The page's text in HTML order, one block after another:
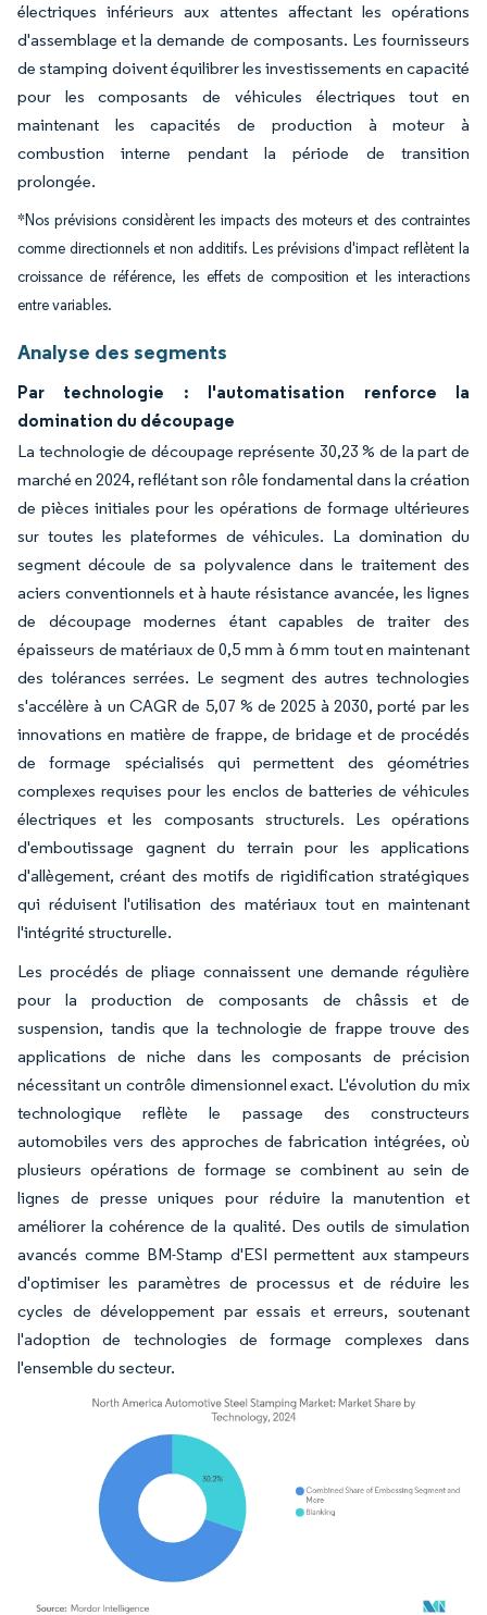
électriques inférieurs aux attentes affectant les opérations
d'assemblage et la demande de composants. Les fournisseurs
de stamping doivent équilibrer les investissements en capacité
pour les composants de véhicules électriques tout en
maintenant les capacités de production à moteur à
combustion interne pendant la période de transition
prolongée.
*Nos prévisions considèrent les impacts des moteurs et des contraintes
comme directionnels et non additifs. Les prévisions d'impact reflètent la
croissance de référence, les effets de composition et les interactions
entre variables.
Analyse des segments
Par technologie : l'automatisation renforce la
domination du découpage
La technologie de découpage représente 30,23 % de la part de
marché en 2024, reflétant son rôle fondamental dans la création
de pièces initiales pour les opérations de formage ultérieures
sur toutes les plateformes de véhicules. La domination du
segment découle de sa polyvalence dans le traitement des
aciers conventionnels et à haute résistance avancée, les lignes
de découpage modernes étant capables de traiter des
épaisseurs de matériaux de 0,5 mm à 6 mm tout en maintenant
des tolérances serrées. Le segment des autres technologies
s'accélère à un CAGR de 5,07 % de 2025 à 2030, porté par les
innovations en matière de frappe, de bridage et de procédés
de formage spécialisés qui permettent des géométries
complexes requises pour les enclos de batteries de véhicules
électriques et les composants structurels. Les opérations
d'emboutissage gagnent du terrain pour les applications
d'allègement, créant des motifs de rigidification stratégiques
qui réduisent l'utilisation des matériaux tout en maintenant
l'intégrité structurelle.
Les procédés de pliage connaissent une demande régulière
pour la production de composants de châssis et de
suspension, tandis que la technologie de frappe trouve des
applications de niche dans les composants de précision
nécessitant un contrôle dimensionnel exact. L'évolution du mix
technologique reflète le passage des constructeurs
automobiles vers des approches de fabrication intégrées, où
plusieurs opérations de formage se combinent au sein de
lignes de presse uniques pour réduire la manutention et
améliorer la cohérence de la qualité. Des outils de simulation
avancés comme BM-Stamp d'ESI permettent aux stampeurs
d'optimiser les paramètres de processus et de réduire les
cycles de développement par essais et erreurs, soutenant
l'adoption de technologies de formage complexes dans
l'ensemble du secteur.